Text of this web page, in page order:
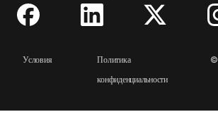
Условия
Политика
конфиденциальности